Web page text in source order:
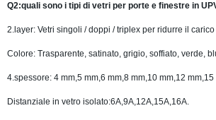
Q2:quali sono i tipi divetri per porte e finestre in
2.layer:Vetri singoli / doppi / triplex per ridurre il
Colore: Trasparente, satinato, grigio, soffiato, verde,
4.spessore: 4 mm,5 mm,6 mm,8 mm,10 mm,12 mm,15
Distanziale in vetro isolato:6A,9A,12A,15A,16A.